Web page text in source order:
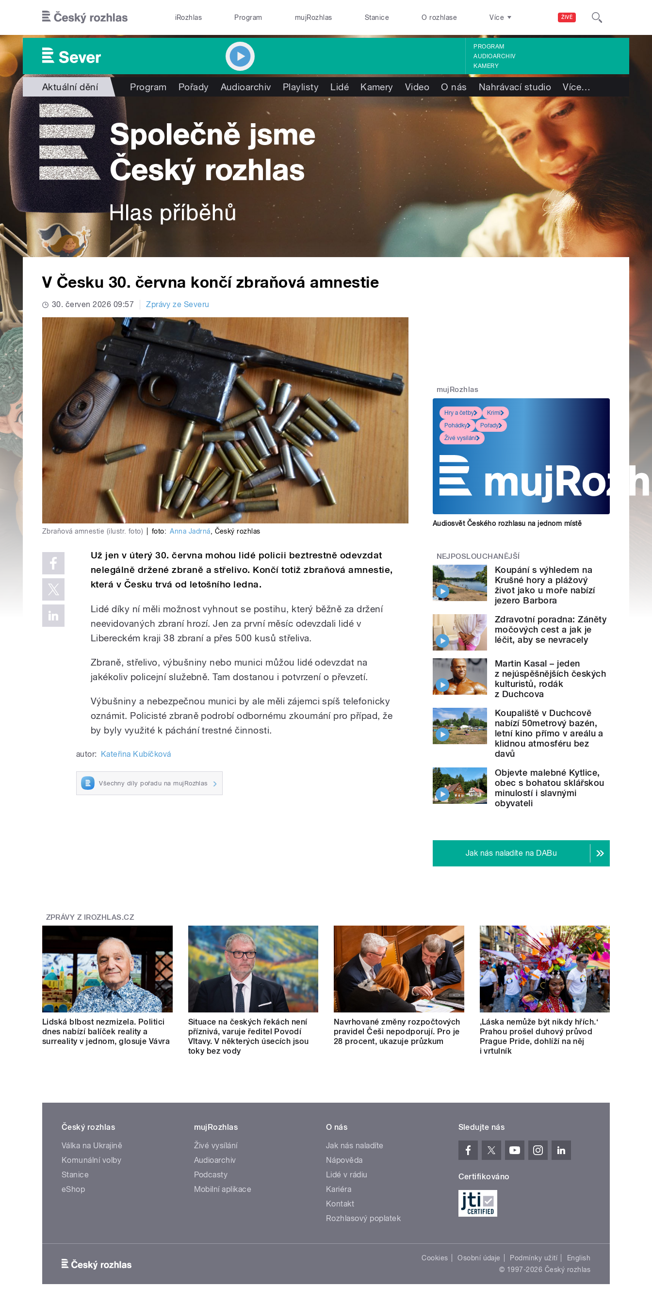
ŽIVĚ
iRozhlas Program mujRozhlas Stanice O rozhlase Více
PROGRAM
AUDIOARCHIV
KAMERY
Aktuální dění Program Pořady Audioarchiv Playlisty Lidé Kamery Video O nás Nahrávací studio Více…
V Česku 30. června končí zbraňová amnestie
30. červen 2026 09:57 Zprávy ze Severu
Zbraňová amnestie (ilustr. foto) foto: Anna Jadrná, Český rozhlas
Už jen v úterý 30. června mohou lidé policii beztrestně odevzdat
nelegálně držené zbraně a střelivo. Končí totiž zbraňová amnestie,
která v Česku trvá od letošního ledna.
Lidé díky ní měli možnost vyhnout se postihu, který běžně za držení
neevidovaných zbraní hrozí. Jen za první měsíc odevzdali lidé v
Libereckém kraji 38 zbraní a přes 500 kusů střeliva.
Zbraně, střelivo, výbušniny nebo munici můžou lidé odevzdat na
jakékoliv policejní služebně. Tam dostanou i potvrzení o převzetí.
Výbušniny a nebezpečnou munici by ale měli zájemci spíš telefonicky
oznámit. Policisté zbraně podrobí odbornému zkoumání pro případ, že
by byly využité k páchání trestné činnosti.
autor: Kateřina Kubíčková
Všechny díly pořadu na mujRozhlas
mujRozhlas
Hry a četby
Krimi
Pohádky
Pořady
Živé vysílání
Audiosvět Českého rozhlasu na jednom místě
NEJPOSLOUCHANĚJŠÍ
Koupání s výhledem na
Krušné hory a plážový
život jako u moře nabízí
jezero Barbora
Zdravotní poradna: Záněty
močových cest a jak je
léčit, aby se nevracely
Martin Kasal – jeden
z nejúspěšnějších českých
kulturistů, rodák
z Duchcova
Koupaliště v Duchcově
nabízí 50metrový bazén,
letní kino přímo v areálu a
klidnou atmosféru bez
davů
Objevte malebné Kytlice,
obec s bohatou sklářskou
minulostí i slavnými
obyvateli
Jak nás naladíte na DABu
ZPRÁVY Z IROZHLAS.CZ
Lidská blbost nezmizela. Politici
dnes nabízí balíček reality a
surreality v jednom, glosuje Vávra
Situace na českých řekách není
příznivá, varuje ředitel Povodí
Vltavy. V některých úsecích jsou
toky bez vody
Navrhované změny rozpočtových
pravidel Češi nepodporují. Pro je
28 procent, ukazuje průzkum
‚Láska nemůže být nikdy hřích.‘
Prahou prošel duhový průvod
Prague Pride, dohlíží na něj
i vrtulník
Český rozhlas
Válka na Ukrajině
Komunální volby
Stanice
eShop
mujRozhlas
Živé vysílání
Audioarchiv
Podcasty
Mobilní aplikace
O nás
Jak nás naladíte
Nápověda
Lidé v rádiu
Kariéra
Kontakt
Rozhlasový poplatek
Sledujte nás
Certifikováno
Cookies Osobní údaje Podmínky užití
English
© 1997-2026 Český rozhlas